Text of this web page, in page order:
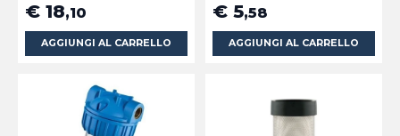
€ 18,10
AGGIUNGI AL CARRELLO
€ 5,58
AGGIUNGI AL CARRELLO